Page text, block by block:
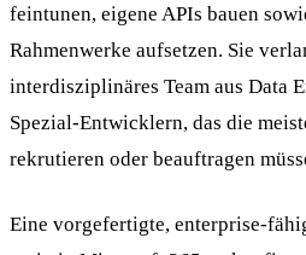
feintunen, eigene APIs bauen
Rahmenwerke aufsetzen. Sie
interdisziplinäres Team aus Data
Spezial-Entwicklern, das die
rekrutieren oder beauftragen
Eine vorgefertigte, enterprise-